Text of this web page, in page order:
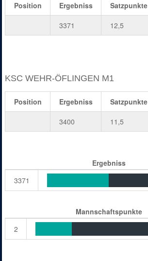
Position Ergebniss Satzpunkte
3371 12,5
KSC WEHR-ÖFLINGEN M1
Position Ergebniss Satzpunkte
3400 11,5
Ergebniss
3371
Mannschaftspunkte
2